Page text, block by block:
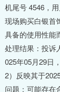
机尾号 4546，
现场购买白银首
具备的使用性能
处理结果：投诉
025年05月29日
2）反映其于
问题：可能存在